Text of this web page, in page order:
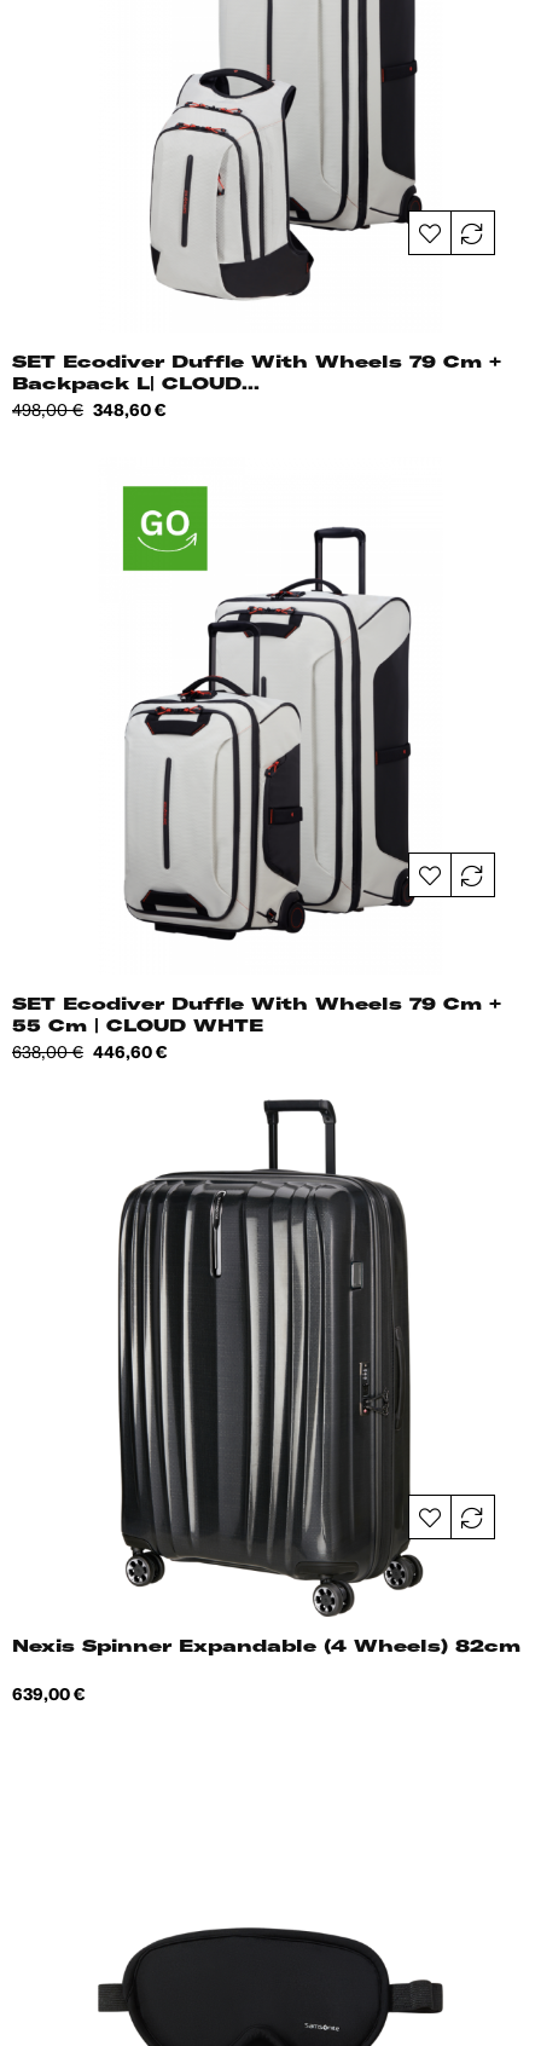
SET Ecodiver Duffle With Wheels 79 Cm +
Backpack L| CLOUD...
Tavahind
498,00 € Hind
348,60 €
SET Ecodiver Duffle With Wheels 79 Cm +
55 Cm | CLOUD WHTE
Tavahind
638,00 € Hind
446,60 €
Nexis Spinner Expandable (4 Wheels) 82cm
Hind
639,00 €